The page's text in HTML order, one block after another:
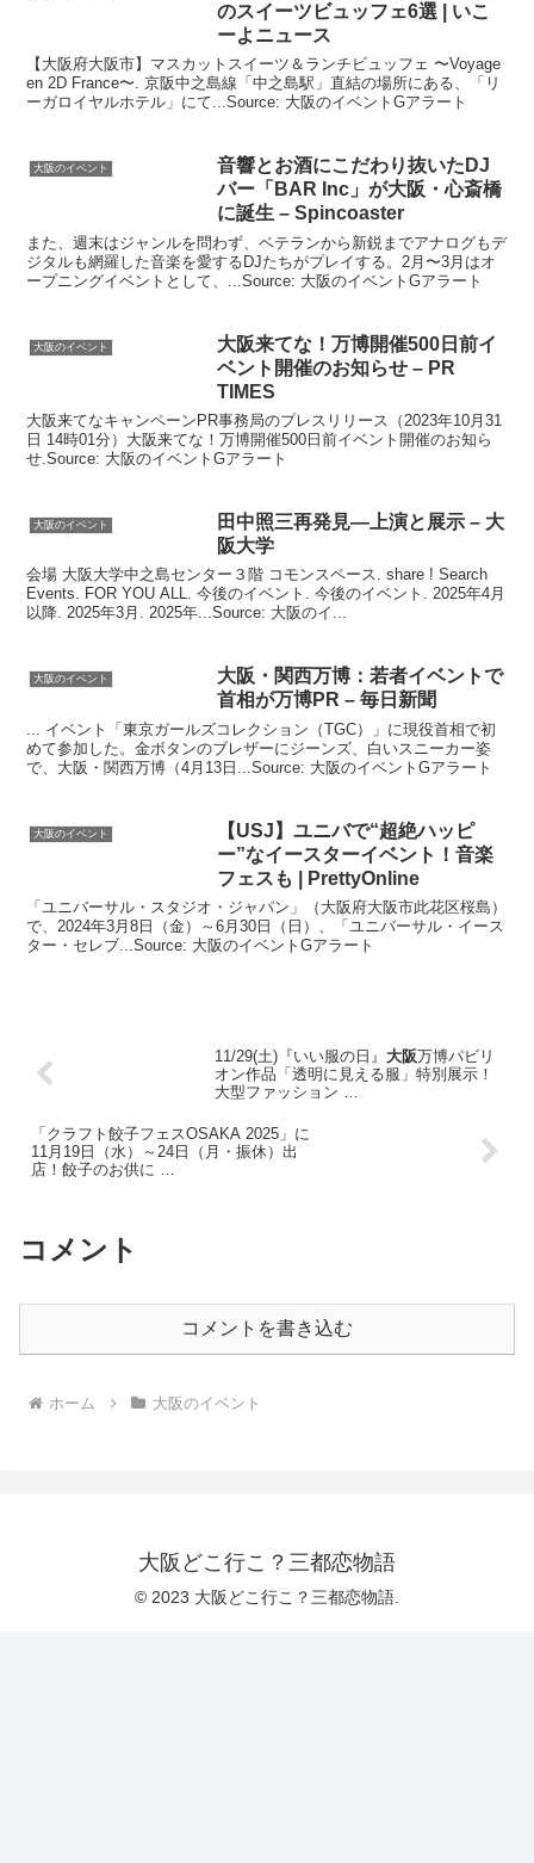
のスイーツビュッフェ6選 | いこ
ーよニュース
【大阪府大阪市】マスカットスイーツ＆ランチビュッフェ 〜Voyage
en 2D France〜. 京阪中之島線「中之島駅」直結の場所にある、「リ
ーガロイヤルホテル」にて...Source: 大阪のイベントGアラート
大阪のイベント
音響とお酒にこだわり抜いたDJ
バー「BAR Inc」が大阪 ・心斎橋
に誕生 – Spincoaster
また、週末はジャンルを問わず、ベテランから新鋭までアナログもデ
ジタルも網羅した音楽を愛するDJたちがプレイする。2月〜3月はオ
ープニングイベントとして、...Source: 大阪のイベントGアラート
大阪のイベント 大阪来てな！万博開催500日前イ
ベント 開催のお知らせ – PR
TIMES
大阪来てなキャンペーンPR事務局のプレスリリース（2023年10月31
日 14時01分）大阪来てな！万博開催500日前イベント開催のお知ら
せ.Source: 大阪のイベントGアラート
大阪のイベント
田中照三再発見―上演と展示 – 大
阪大学
会場 大阪大学中之島センター３階 コモンスペース. share ! Search
Events. FOR YOU ALL. 今後のイベント. 今後のイベント. 2025年4月
以降. 2025年3月. 2025年...Source: 大阪のイ...
大阪のイベント 大阪 ・関西万博：若者イベントで
首相が万博PR – 毎日新聞
... イベント「東京ガールズコレクション（TGC）」に現役首相で初
めて参加した。金ボタンのブレザーにジーンズ、白いスニーカー姿
で、大阪・関西万博（4月13日...Source: 大阪のイベントGアラート
大阪のイベント
【USJ】ユニバで“超絶ハッピ
ー”なイースターイベント ！音楽
フェスも | PrettyOnline
「ユニバーサル・スタジオ・ジャパン」（大阪府大阪市此花区桜島）
で、2024年3月8日（金）～6月30日（日）、「ユニバーサル・イース
ター・セレブ...Source: 大阪のイベントGアラート
11/29(土)『いい服の日』 大阪万博パビリ
オン作品「透明に見える服」特別展示！
大型ファッション …
「クラフト餃子フェスOSAKA 2025」に
11月19日（水）～24日（月・振休）出
店！餃子のお供に …
コメント
コメントを書き込む
ホーム 大阪のイベント
大阪どこ行こ？三都恋物語
© 2023 大阪どこ行こ？三都恋物語.